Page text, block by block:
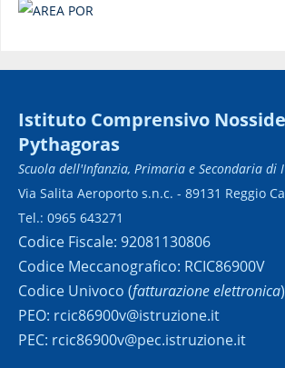
Istituto Comprensivo Nosside
Pythagoras
Scuola dell'Infanzia, Primaria e Secondaria di
Via Salita Aeroporto s.n.c. - 89131 Reggio
Tel.: 0965 643271
Codice Fiscale: 92081130806
Codice Meccanografico: RCIC86900V
Codice Univoco (fatturazione elettronica
PEO: rcic86900v@istruzione.it
PEC: rcic86900v@pec.istruzione.it